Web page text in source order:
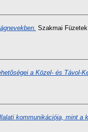
Szakmai
a Közel- és Távol-
kommunikációja, mint a